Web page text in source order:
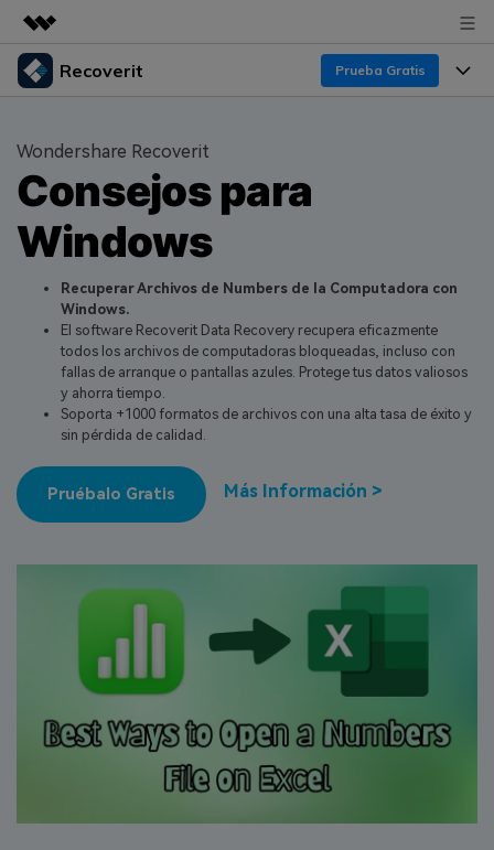
Productos destacados
Utilidades
Soluciones
Quiénes somos
Sala de prensa
Tienda
Soporte
Recoverit Prueba Gratis
Recoverit para Windows
Líder en recuperación para Windows
Pruébalo Gratis
Recoverit para Mac
Recupera datos ilimitados del sistema Mac
Recupera datos perdidos/eliminados gratis
Pruébalo Gratis
Otros Productos
Funciones
Recuperar de Unidades
Recuperar Medios Borrados
Soluciones de Recuperación Exclusivas Nuevo
Recuperar Documentos
Escenarios de Pérdida de Datos
VER TODAS LAS FUNCIONES
Recursos
Por qué Recoverit
Experto en Recuperación de Datos
Historias de Clientes
Temas Destacados
DESCARGAR Sign In
search
Wondershare Recoverit
Consejos para
Windows
Recuperar Archivos de Numbers de la Computadora con
Windows.
El software Recoverit Data Recovery recupera eficazmente
todos los archivos de computadoras bloqueadas, incluso con
fallas de arranque o pantallas azules. Protege tus datos valiosos
y ahorra tiempo.
Soporta +1000 formatos de archivos con una alta tasa de éxito y
sin pérdida de calidad.
Pruébalo Gratis Más Información >